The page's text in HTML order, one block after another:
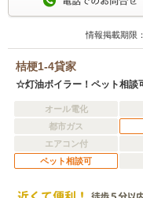
情報掲載期限
桔梗1-4貸家
☆灯油ボイラー！ペット相談
オール電化
都市ガス
エアコン付
ペット相談可